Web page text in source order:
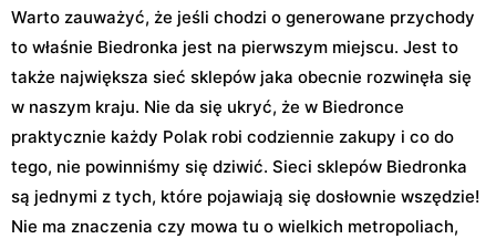
Warto zauważyć, że jeśli chodzi o generowane przychody
to właśnie Biedronka jest na pierwszym miejscu. Jest to
także największa sieć sklepów jaka obecnie rozwinęła się
w naszym kraju. Nie da się ukryć, że w Biedronce
praktycznie każdy Polak robi codziennie zakupy i co do
tego, nie powinniśmy się dziwić. Sieci sklepów Biedronka
są jednymi z tych, które pojawiają się dosłownie wszędzie!
Nie ma znaczenia czy mowa tu o wielkich metropoliach,